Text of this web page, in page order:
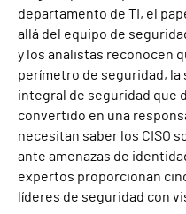
departamento de TI, el
allá del equipo de
y los analistas reconocen
perímetro de seguridad,
integral de seguridad que
convertido en una
necesitan saber los CISO
ante amenazas de
expertos proporcionan
líderes de seguridad con